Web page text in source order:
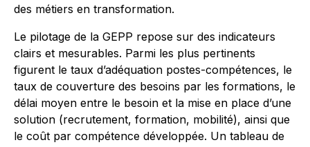
des métiers en transformation.
Le pilotage de la GEPP repose sur des indicateurs
clairs et mesurables. Parmi les plus pertinents
figurent le taux d’adéquation postes-compétences, le
taux de couverture des besoins par les formations, le
délai moyen entre le besoin et la mise en place d’une
solution (recrutement, formation, mobilité), ainsi que
le coût par compétence développée. Un tableau de